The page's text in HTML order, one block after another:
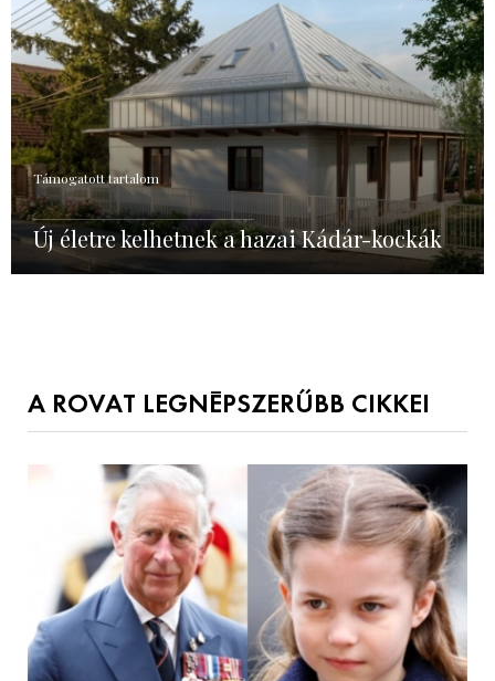
Támogatott tartalom
Új életre kelhetnek a hazai Kádár-kockák
A ROVAT LEGNÉPSZERŰBB CIKKEI